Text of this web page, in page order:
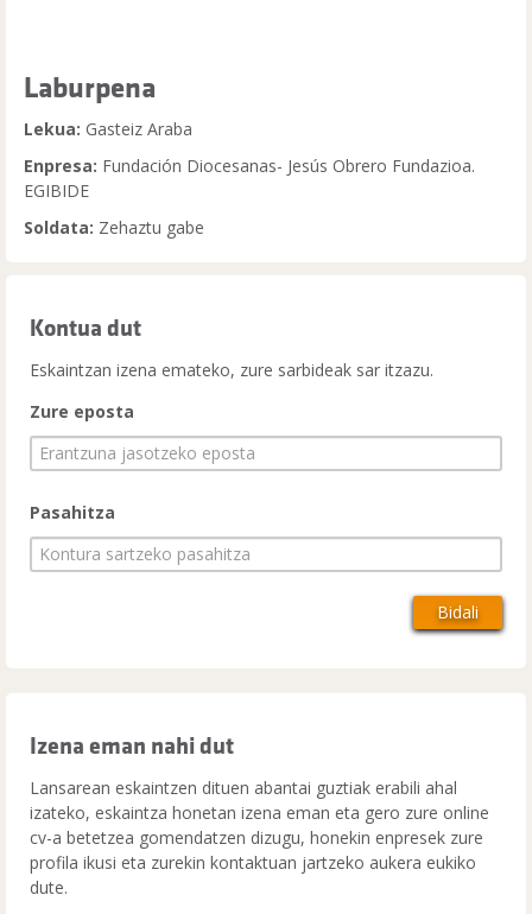
Laburpena
Lekua: Gasteiz Araba
Enpresa: Fundación Diocesanas- Jesús Obrero Fundazioa.
EGIBIDE
Soldata: Zehaztu gabe
Kontua dut
Eskaintzan izena emateko, zure sarbideak sar itzazu.
Zure eposta
Pasahitza
Izena eman nahi dut
Lansarean eskaintzen dituen abantai guztiak erabili ahal
izateko, eskaintza honetan izena eman eta gero zure online
cv-a betetzea gomendatzen dizugu, honekin enpresek zure
profila ikusi eta zurekin kontaktuan jartzeko aukera eukiko
dute.